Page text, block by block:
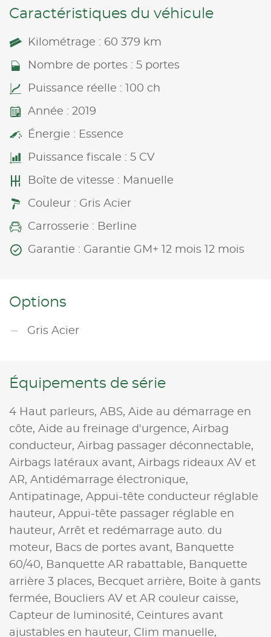
Caractéristiques du véhicule
Kilométrage : 60 379 km
Nombre de portes : 5 portes
Puissance réelle : 100 ch
Année : 2019
Énergie : Essence
Puissance fiscale : 5 CV
Boîte de vitesse : Manuelle
Couleur : Gris Acier
Carrosserie : Berline
Garantie : Garantie GM+ 12 mois 12 mois
Options
Gris Acier
Équipements de série
4 Haut parleurs, ABS, Aide au démarrage en
côte, Aide au freinage d'urgence, Airbag
conducteur, Airbag passager déconnectable,
Airbags latéraux avant, Airbags rideaux AV et
AR, Antidémarrage électronique,
Antipatinage, Appui-tête conducteur réglable
hauteur, Appui-tête passager réglable en
hauteur, Arrêt et redémarrage auto. du
moteur, Bacs de portes avant, Banquette
60/40, Banquette AR rabattable, Banquette
arrière 3 places, Becquet arrière, Boite à gants
fermée, Boucliers AV et AR couleur caisse,
Capteur de luminosité, Ceintures avant
ajustables en hauteur, Clim manuelle,